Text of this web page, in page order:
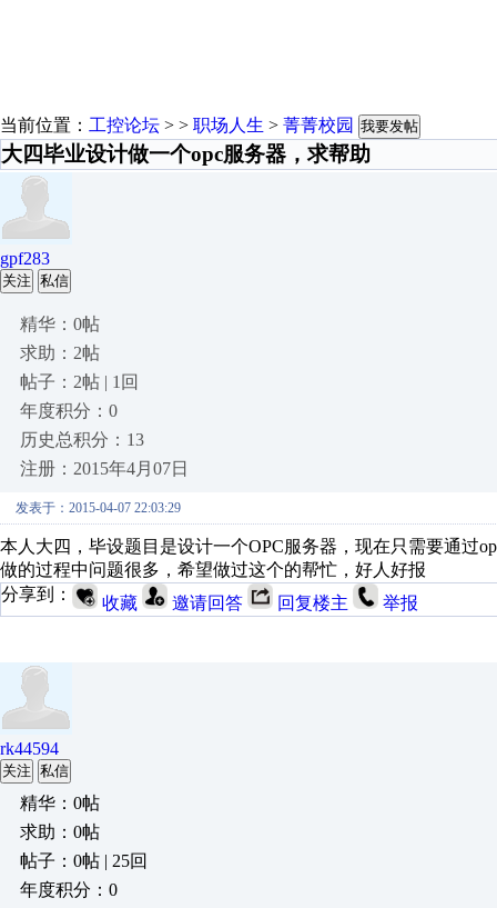
当前位置： 工控论坛 > > 职场人生 > 菁菁校园 我要发帖
大四毕业设计做一个opc服务器，求帮助
gpf283
关注 私信
精华：0帖
求助：2帖
帖子：2帖 | 1回
年度积分：0
历史总积分：13
注册：2015年4月07日
发表于：2015-04-07 22:03:29
本人大四，毕设题目是设计一个OPC服务器，现在只需要通过
做的过程中问题很多，希望做过这个的帮忙，好人好报
分享到：
收藏 邀请回答 回复楼主 举报
rk44594
关注 私信
精华：0帖
求助：0帖
帖子：0帖 | 25回
年度积分：0